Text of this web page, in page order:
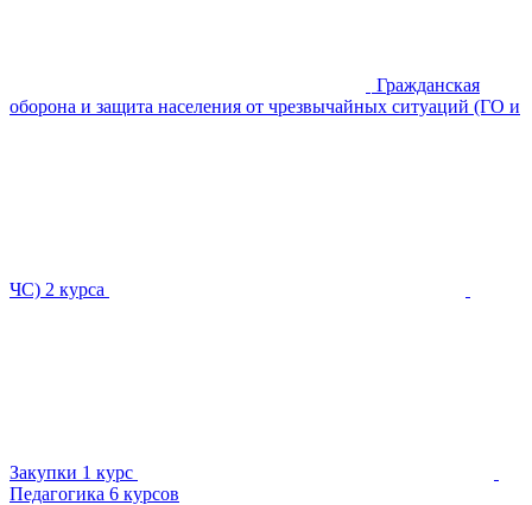
Гражданская
оборона и защита населения от чрезвычайных ситуаций (ГО и
ЧС) 2 курса
Закупки 1 курс
Педагогика 6 курсов